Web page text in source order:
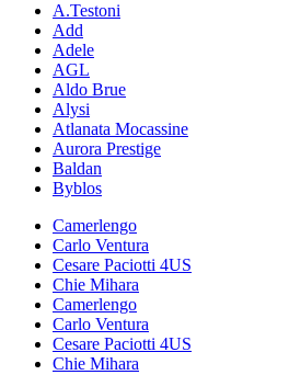
A.Testoni
Add
Adele
AGL
Aldo Brue
Alysi
Atlanata Mocassine
Aurora Prestige
Baldan
Byblos
Camerlengo
Carlo Ventura
Cesare Paciotti 4US
Chie Mihara
Camerlengo
Carlo Ventura
Cesare Paciotti 4US
Chie Mihara